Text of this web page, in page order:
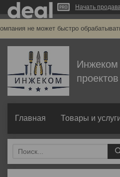
Начать
не может быстро
проектов
Главная Товары и